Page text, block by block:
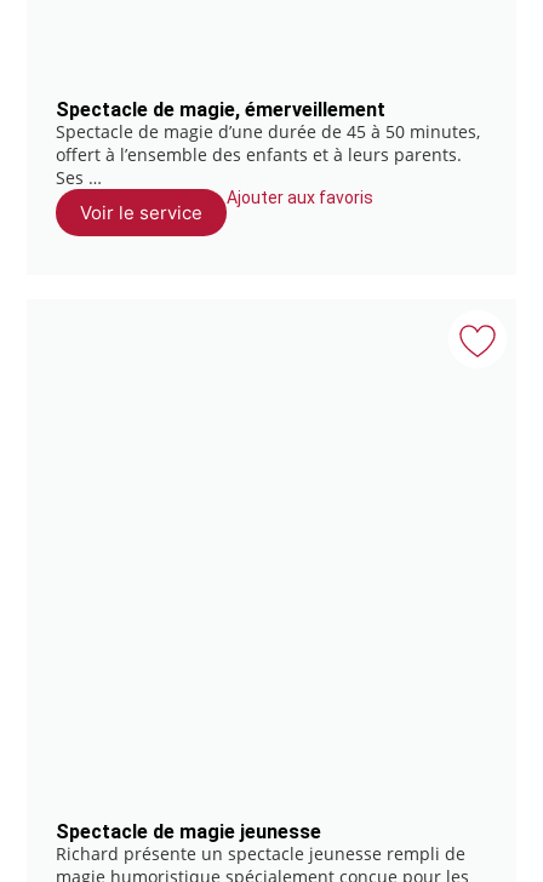
Spectacle de magie, émerveillement
Spectacle de magie d’une durée de 45 à 50 minutes,
offert à l’ensemble des enfants et à leurs parents.
Ses …
Voir le service
Ajouter aux favoris
Spectacle de magie jeunesse
Richard présente un spectacle jeunesse rempli de
magie humoristique spécialement conçue pour les